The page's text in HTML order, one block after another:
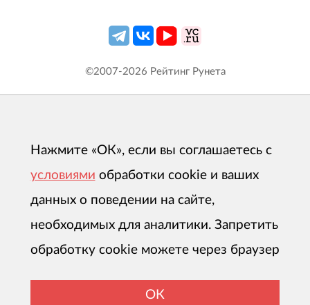
©2007-2026 Рейтинг Рунета
Нажмите «ОК», если вы соглашаетесь с
условиями обработки cookie и ваших
данных о поведении на сайте,
необходимых для аналитики. Запретить
обработку cookie можете через браузер
ОК